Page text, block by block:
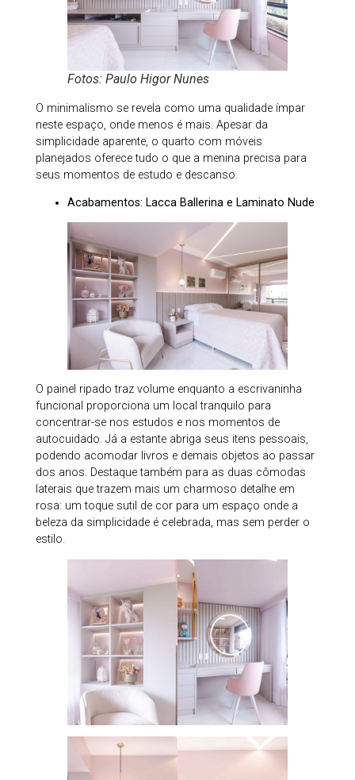
Fotos: Paulo Higor Nunes
O minimalismo se revela como uma qualidade ímpar
neste espaço, onde menos é mais. Apesar da
simplicidade aparente, o quarto com móveis
planejados oferece tudo o que a menina precisa para
seus momentos de estudo e descanso.
Acabamentos: Lacca Ballerina e Laminato Nude
O painel ripado traz volume enquanto a escrivaninha
funcional proporciona um local tranquilo para
concentrar-se nos estudos e nos momentos de
autocuidado. Já a estante abriga seus itens pessoais,
podendo acomodar livros e demais objetos ao passar
dos anos. Destaque também para as duas cômodas
laterais que trazem mais um charmoso detalhe em
rosa: um toque sutil de cor para um espaço onde a
beleza da simplicidade é celebrada, mas sem perder o
estilo.